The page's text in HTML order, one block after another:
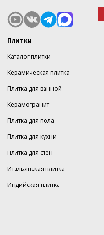
Плитки
Каталог плитки
Керамическая плитка
Плитка для ванной
Керамогранит
Плитка для пола
Плитка для кухни
Плитка для стен
Итальянская плитка
Индийская плитка